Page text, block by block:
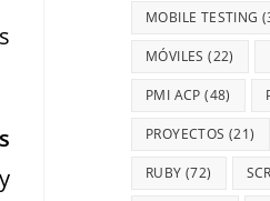
MOBILE TESTING
MÓVILES (22)
PMI ACP (48)
PROYECTOS (21)
RUBY (72)